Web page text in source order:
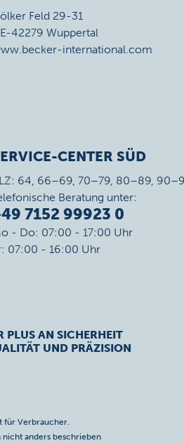
Feld 29-31
42279 Wuppertal
international.com
CENTER SÜD
64, 66–69, 70–79, 80–89,
Beratung unter:
7152 99923 0
- Do: 07:00 - 17:00 Uhr
07:00 - 16:00 Uhr
PLUS AN SICHERHEIT
UND PRÄZISION
für Verbraucher.
anders beschrieben